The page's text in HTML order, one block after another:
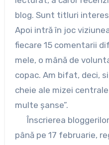
blog. Sunt titluri
Apoi intră în joc
fiecare 15 comentarii
mele, o mână de
copac. Am bifat, deci,
cheie ale mizei
multe șanse”.
Înscrierea bloggerilor
până pe 17 februarie,